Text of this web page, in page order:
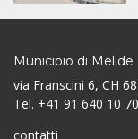
Municipio di Melide
via Franscini 6, CH
Tel. +41 91 640 10 70
contatti